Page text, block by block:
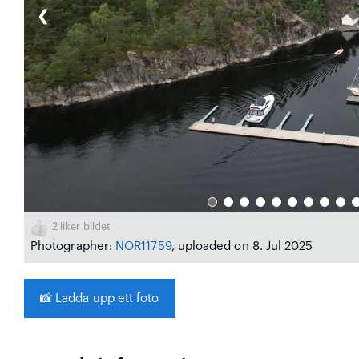
❮
2 liker bildet
Photographer: NOR11759, uploaded on 8. Jul 2025
📸 Ladda upp ett foto